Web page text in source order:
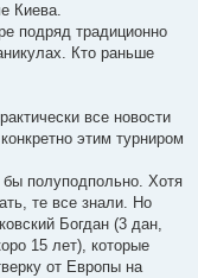
Киева.
подряд традиционно
Кто раньше
все новости
этим турниром
бы полуподпольно. Хотя
те все знали. Но
Богдан (3 дан,
15 лет), которые
от Европы на